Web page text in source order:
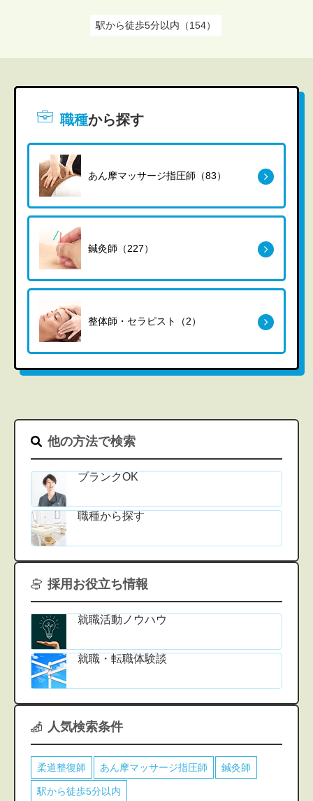
駅から徒歩5分以内（154）
職種から探す
あん摩マッサージ指圧師（83）
鍼灸師（227）
整体師・セラピスト（2）
他の方法で検索
ブランクOK
職種から探す
採用お役立ち情報
就職活動ノウハウ
就職・転職体験談
人気検索条件
柔道整復師 あん摩マッサージ指圧師 鍼灸師
駅から徒歩5分以内